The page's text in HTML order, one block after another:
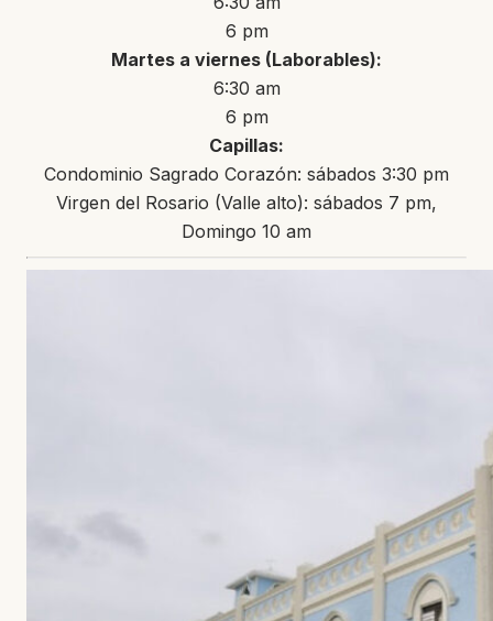
6 pm
Martes a viernes (Laborables):
6:30 am
6 pm
Capillas:
Condominio Sagrado Corazón: sábados 3:30 pm
Virgen del Rosario (Valle alto): sábados 7 pm,
Domingo 10 am